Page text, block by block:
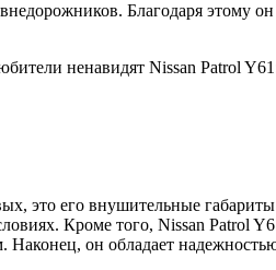
Благодаря этому он
ненавидят Nissan Patrol
это его внушительные
Кроме того, Nissan Patrol
он обладает